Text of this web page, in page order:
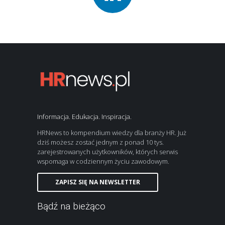
Informacja. Edukacja. Inspiracja.
HRNews to kompendium wiedzy dla branży HR. Już
dziś możesz zostać jednym z ponad 10 tys.
zarejestrowanych użytkowników, których serwis
wspomaga w codziennym życiu zawodowym.
ZAPISZ SIĘ NA NEWSLETTER
Bądź na bieżąco